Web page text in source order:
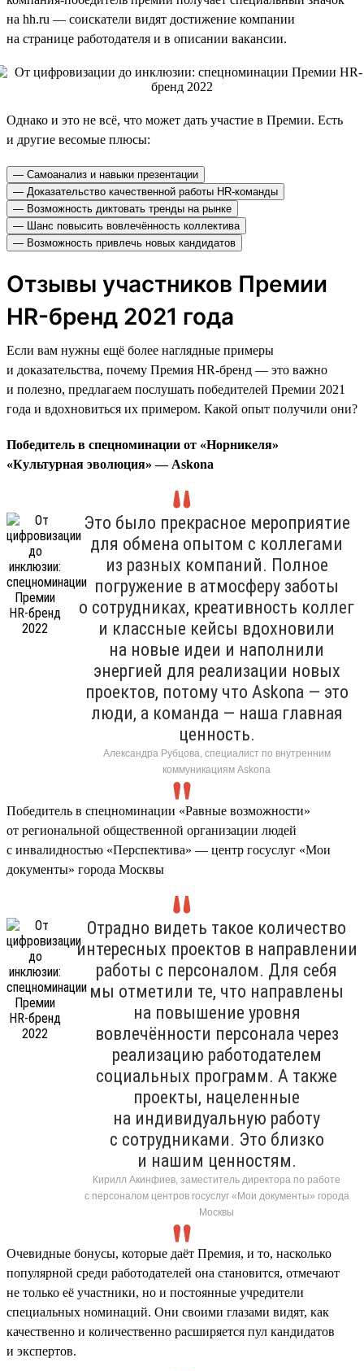
на hh.ru — соискатели видят достижение компании
на странице работодателя и в описании вакансии.
Однако и это не всё, что может дать участие в Премии. Есть
и другие весомые плюсы:
— Самоанализ и навыки презентации
— Доказательство качественной работы HR-команды
— Возможность диктовать тренды на рынке
— Шанс повысить вовлечённость коллектива
— Возможность привлечь новых кандидатов
Отзывы участников Премии
HR-бренд 2021 года
Если вам нужны ещё более наглядные примеры
и доказательства, почему Премия HR-бренд — это важно
и полезно, предлагаем послушать победителей Премии 2021
года и вдохновиться их примером. Какой опыт получили они?
Победитель в спецноминации от «Норникеля»
«Культурная эволюция» — Askona
Это было прекрасное мероприятие
для обмена опытом с коллегами
из разных компаний. Полное
погружение в атмосферу заботы
о сотрудниках, креативность коллег
и классные кейсы вдохновили
на новые идеи и наполнили
энергией для реализации новых
проектов, потому что Askona — это
люди, а команда — наша главная
ценность.
Александра Рубцова, специалист по внутренним
коммуникациям Askona
Победитель в спецноминации «Равные возможности»
от региональной общественной организации людей
с инвалидностью «Перспектива» — центр госуслуг «Мои
документы» города Москвы
Отрадно видеть такое количество
интересных проектов в направлении
работы с персоналом. Для себя
мы отметили те, что направлены
на повышение уровня
вовлечённости персонала через
реализацию работодателем
социальных программ. А также
проекты, нацеленные
на индивидуальную работу
с сотрудниками. Это близко
и нашим ценностям.
Кирилл Акинфиев, заместитель директора по работе
с персоналом центров госуслуг «Мои документы» города
Москвы
Очевидные бонусы, которые даёт Премия, и то, насколько
популярной среди работодателей она становится, отмечают
не только её участники, но и постоянные учредители
специальных номинаций. Они своими глазами видят, как
качественно и количественно расширяется пул кандидатов
и экспертов.